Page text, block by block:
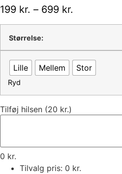
199 kr. – 699 kr.
199 kr.
699 kr.
Størrelse:
Lille Mellem Stor
Ryd
Tilføj hilsen (20 kr.)
0 kr.
Tilvalg pris: 0 kr.